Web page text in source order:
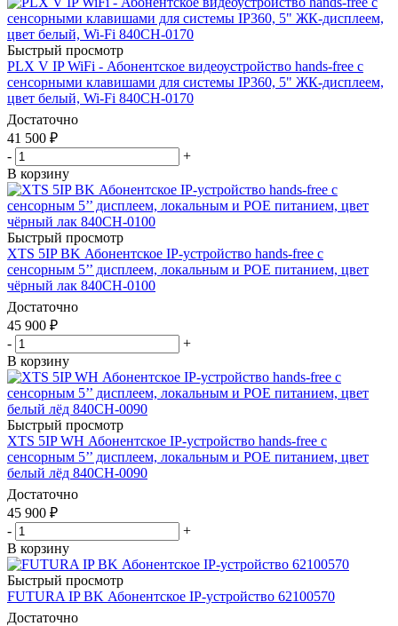
Быстрый просмотр
PLX V IP WiFi - Абонентское видеоустройство hands-free с
сенсорными клавишами для системы IP360, 5" ЖК-дисплеем,
цвет белый, Wi-Fi 840CH-0170
Достаточно
41 500 ₽
-
+
В корзину
Быстрый просмотр
XTS 5IP BK Абонентское IP-устройство hands-free с
сенсорным 5’’ дисплеем, локальным и POE питанием, цвет
чёрный лак 840CH-0100
Достаточно
45 900 ₽
-
+
В корзину
Быстрый просмотр
XTS 5IP WH Абонентское IP-устройство hands-free с
сенсорным 5’’ дисплеем, локальным и POE питанием, цвет
белый лёд 840CH-0090
Достаточно
45 900 ₽
-
+
В корзину
Быстрый просмотр
FUTURA IP BK Абонентское IP-устройство 62100570
Достаточно